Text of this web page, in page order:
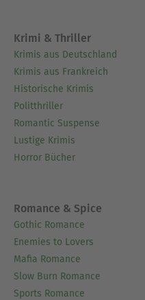
Krimi & Thriller
Krimis aus Deutschland
Krimis aus Frankreich
Historische Krimis
Politthriller
Romantic Suspense
Lustige Krimis
Horror Bücher
Romance & Spice
Gothic Romance
Enemies to Lovers
Mafia Romance
Slow Burn Romance
Sports Romance